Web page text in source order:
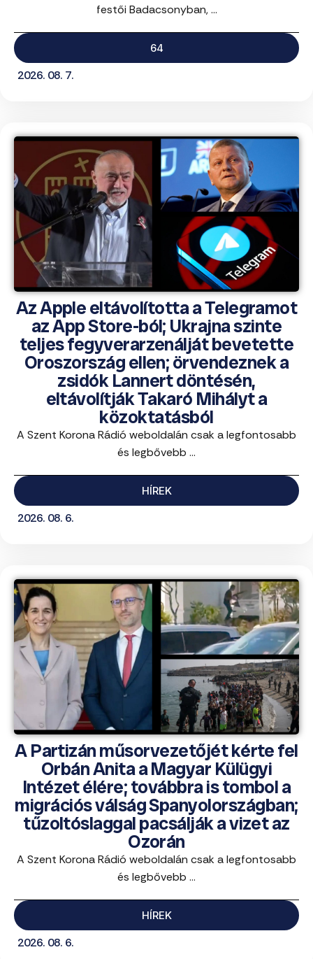
festői Badacsonyban, ...
64
2026. 08. 7.
Az Apple eltávolította a Telegramot
az App Store-ból; Ukrajna szinte
teljes fegyverarzenálját bevetette
Oroszország ellen; örvendeznek a
zsidók Lannert döntésén,
eltávolítják Takaró Mihályt a
közoktatásból
A Szent Korona Rádió weboldalán csak a legfontosabb
és legbővebb ...
HÍREK
2026. 08. 6.
A Partizán műsorvezetőjét kérte fel
Orbán Anita a Magyar Külügyi
Intézet élére; továbbra is tombol a
migrációs válság Spanyolországban;
tűzoltóslaggal pacsálják a vizet az
Ozorán
A Szent Korona Rádió weboldalán csak a legfontosabb
és legbővebb ...
HÍREK
2026. 08. 6.